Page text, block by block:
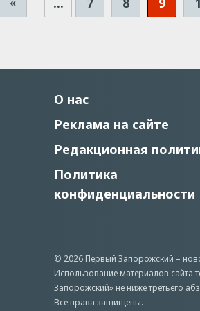
О нас
Реклама на сайте
Редакционная
Политика
конфиденциальности
© 2026 Первый Запорожский –
Использование материалов сайта
Запорожский» не ниже третьего
Все права защищены.